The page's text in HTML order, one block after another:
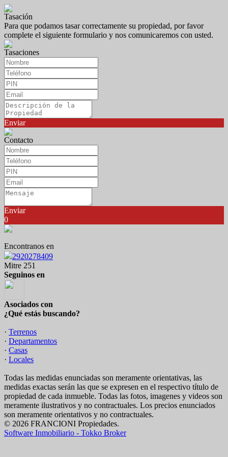
Tasación
Para que podamos tasar correctamente su propiedad, por favor
complete el siguiente formulario y nos comunicaremos con usted.
Tasaciones
Enviar
Contacto
Enviar
0
Encontranos en
2920278409
Mitre 251
Seguinos en
Asociados con
¿Qué estás buscando?
· Terrenos
· Departamentos
· Casas
· Locales
Todas las medidas enunciadas son meramente orientativas, las
medidas exactas serán las que se expresen en el respectivo título de
propiedad de cada inmueble. Todas las fotos, imagenes y videos son
meramente ilustrativos y no contractuales. Los precios enunciados
son meramente orientativos y no contractuales.
© 2026 FRANCIONI Propiedades.
Software Inmobiliario - Tokko Broker